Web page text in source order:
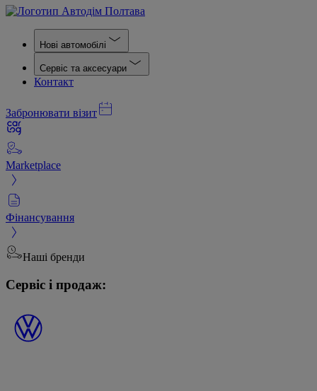
Нові автомобілі
Сервіс та аксесуари
Контакт
Забронювати візит
Marketplace
Фінансування
Наші бренди
Сервіс і продаж: